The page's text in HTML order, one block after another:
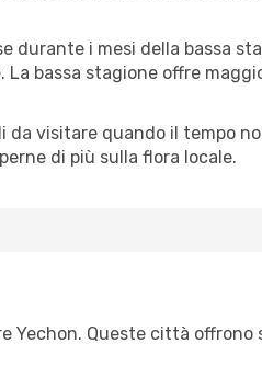
durante i mesi della bassa
bassa stagione offre
da visitare quando il tempo
di più sulla flora locale.
Yechon. Queste città offrono